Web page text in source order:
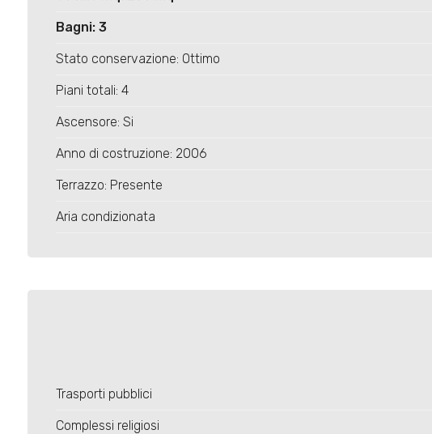
Bagni: 3
Stato conservazione: Ottimo
Piani totali: 4
Ascensore: Si
Anno di costruzione: 2006
Terrazzo: Presente
Aria condizionata
Trasporti pubblici
Complessi religiosi